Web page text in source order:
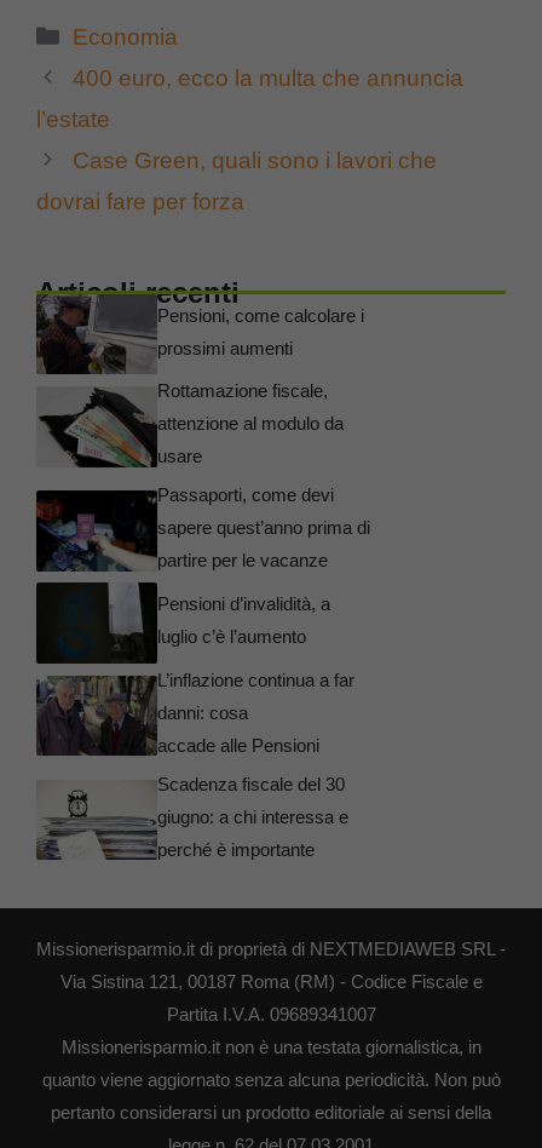
Categorie
Economia
400 euro, ecco la multa che annuncia
l’estate
Case Green, quali sono i lavori che
dovrai fare per forza
Articoli recenti
Pensioni, come calcolare i
prossimi aumenti
Rottamazione fiscale,
attenzione al modulo da
usare
Passaporti, come devi
sapere quest’anno prima di
partire per le vacanze
Pensioni d’invalidità, a
luglio c’è l’aumento
L’inflazione continua a far
danni: cosa
accade alle Pensioni
Scadenza fiscale del 30
giugno: a chi interessa e
perché è importante
Missionerisparmio.it di proprietà di NEXTMEDIAWEB SRL -
Via Sistina 121, 00187 Roma (RM) - Codice Fiscale e
Partita I.V.A. 09689341007
Missionerisparmio.it non è una testata giornalistica, in
quanto viene aggiornato senza alcuna periodicità. Non può
pertanto considerarsi un prodotto editoriale ai sensi della